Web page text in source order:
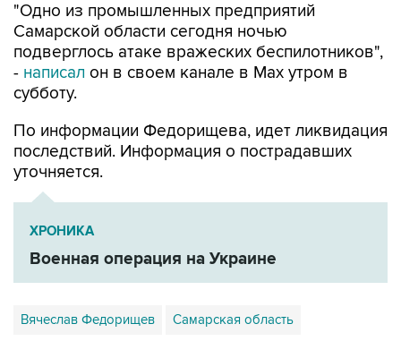
"Одно из промышленных предприятий
Самарской области сегодня ночью
подверглось атаке вражеских беспилотников",
- написал он в своем канале в Max утром в
субботу.
По информации Федорищева, идет ликвидация
последствий. Информация о пострадавших
уточняется.
ХРОНИКА
Военная операция на Украине
Вячеслав Федорищев Самарская область